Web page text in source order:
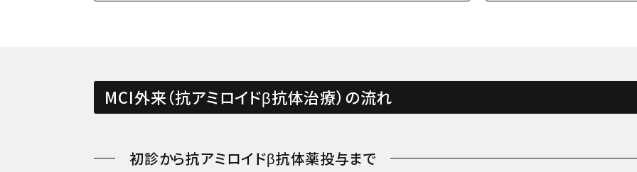
MCI外来（抗アミロイドβ抗体治療）の流れ
初診から抗アミロイドβ抗体薬投与まで